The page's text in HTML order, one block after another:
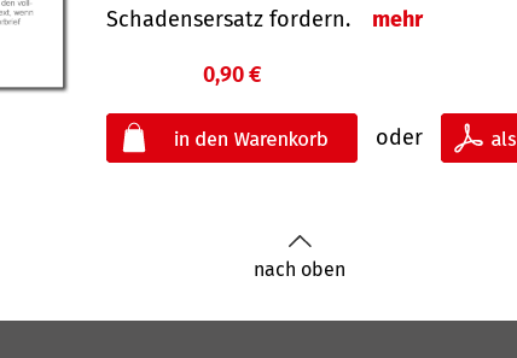
Schadensersatz fordern.
mehr
0,90 €
oder
nach oben